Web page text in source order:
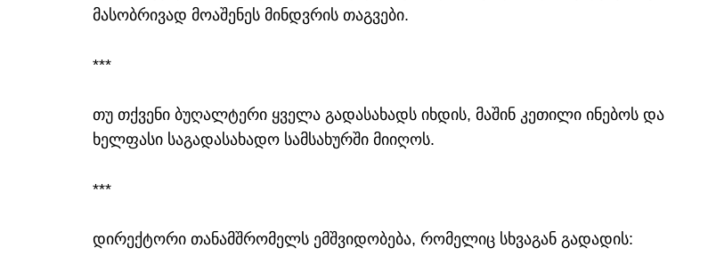
მასობრივად მოაშენეს მინდვრის თაგვები.
***
თუ თქვენი ბუღალტერი ყველა გადასახადს იხდის, მაშინ კეთილი ინებოს და
ხელფასი საგადასახადო სამსახურში მიიღოს.
***
დირექტორი თანამშრომელს ემშვიდობება, რომელიც სხვაგან გადადის: